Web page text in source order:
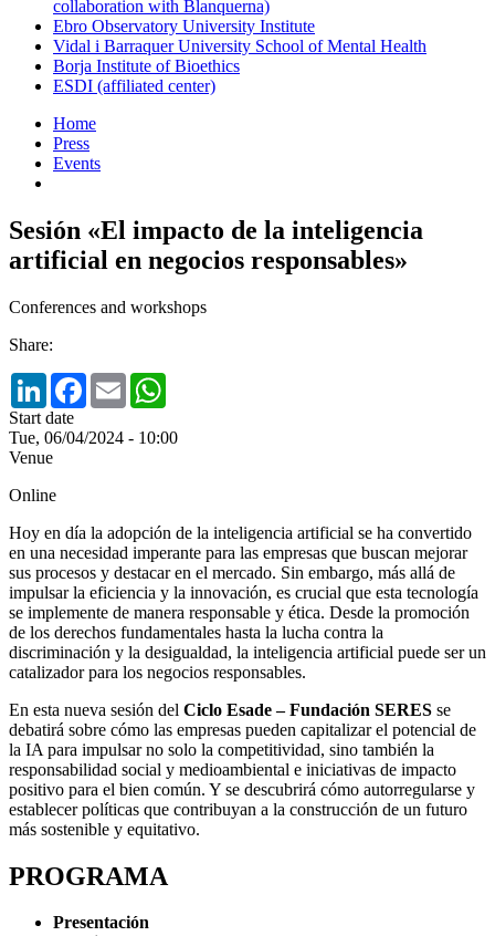
collaboration with Blanquerna)
Ebro Observatory University Institute
Vidal i Barraquer University School of Mental Health
Borja Institute of Bioethics
ESDI (affiliated center)
Home
Press
Events
Sesión «El impacto de la inteligencia
artificial en negocios responsables»
Conferences and workshops
Share:
LinkedInFacebook
Email
Start date
Tue, 06/04/2024 - 10:00
Venue
Online
Hoy en día la adopción de la inteligencia artificial se ha convertido
en una necesidad imperante para las empresas que buscan mejorar
sus procesos y destacar en el mercado. Sin embargo, más allá de
impulsar la eficiencia y la innovación, es crucial que esta tecnología
se implemente de manera responsable y ética. Desde la promoción
de los derechos fundamentales hasta la lucha contra la
discriminación y la desigualdad, la inteligencia artificial puede ser un
catalizador para los negocios responsables.
En esta nueva sesión del Ciclo Esade – Fundación SERES se
debatirá sobre cómo las empresas pueden capitalizar el potencial de
la IA para impulsar no solo la competitividad, sino también la
responsabilidad social y medioambiental e iniciativas de impacto
positivo para el bien común. Y se descubrirá cómo autorregularse y
establecer políticas que contribuyan a la construcción de un futuro
más sostenible y equitativo.
PROGRAMA
Presentación